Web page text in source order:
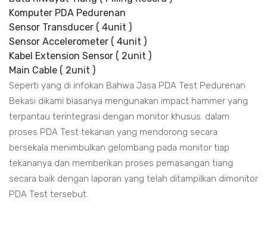
Komputer PDA Pedurenan
Sensor Transducer ( 4unit )
Sensor Accelerometer ( 4unit )
Kabel Extension Sensor ( 2unit )
Main Cable ( 2unit )
Seperti yang di infokan Bahwa Jasa PDA Test Pedurenan
Bekasi dikami biasanya mengunakan impact hammer yang
terpantau terintegrasi dengan monitor khusus. dalam
proses PDA Test tekanan yang mendorong secara
bersekala menimbulkan gelombang pada monitor tiap
tekananya dan memberikan proses pemasangan tiang
secara baik dengan laporan yang telah ditampilkan dimonitor
PDA Test tersebut.